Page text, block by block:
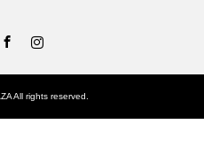
All rights reserved.